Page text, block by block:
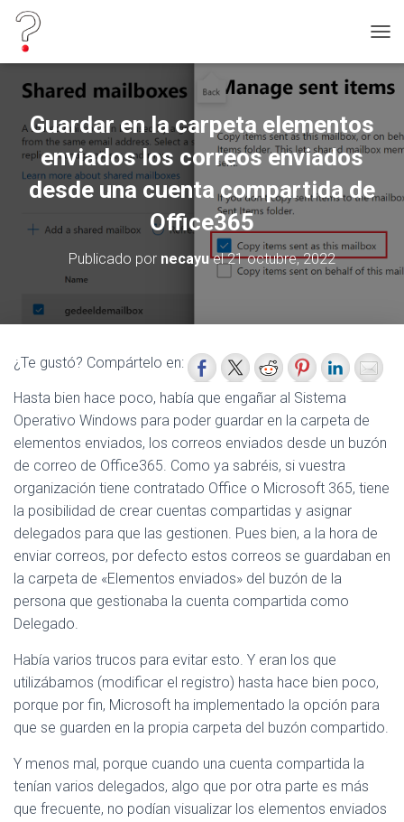
A
B
R
D
D
N
C
Guardar en la carpeta elementos
enviados los correos enviados
desde una cuenta compartida de
Office365
Publicado por necayuel21 octubre, 2022
¿Te gustó? Compártelo en:
Hasta bien hace poco, había que engañar al Sistema
Operativo Windows para poder guardar en la carpeta de
elementos enviados, los correos enviados desde un buzón
de correo de Office365. Como ya sabréis, si vuestra
organización tiene contratado Office o Microsoft 365, tiene
la posibilidad de crear cuentas compartidas y asignar
delegados para que las gestionen. Pues bien, a la hora de
enviar correos, por defecto estos correos se guardaban en
la carpeta de «Elementos enviados» del buzón de la
persona que gestionaba la cuenta compartida como
Delegado.
Había varios trucos para evitar esto. Y eran los que
utilizábamos (modificar el registro) hasta hace bien poco,
porque por fin, Microsoft ha implementado la opción para
que se guarden en la propia carpeta del buzón compartido.
Y menos mal, porque cuando una cuenta compartida la
tenían varios delegados, algo que por otra parte es más
que frecuente, no podían visualizar los elementos enviados